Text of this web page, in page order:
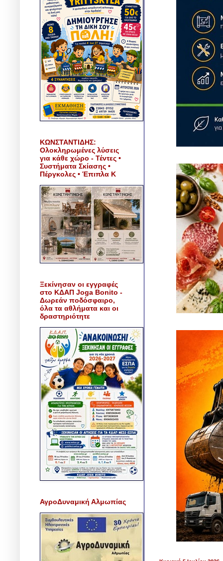
ΚΩΝΣΤΑΝΤΙΔΗΣ:
Ολοκληρωμένες λύσεις
για κάθε χώρο - Τέντες •
Συστήματα Σκίασης •
Πέργκολες • Έπιπλα Κ
Ξεκίνησαν οι εγγραφές
στο ΚΔΑΠ Joga Bonito -
Δωρεάν ποδόσφαιρο,
όλα τα αθλήματα και οι
δραστηριότητε
ΑγροΔυναμική Αλμωπίας